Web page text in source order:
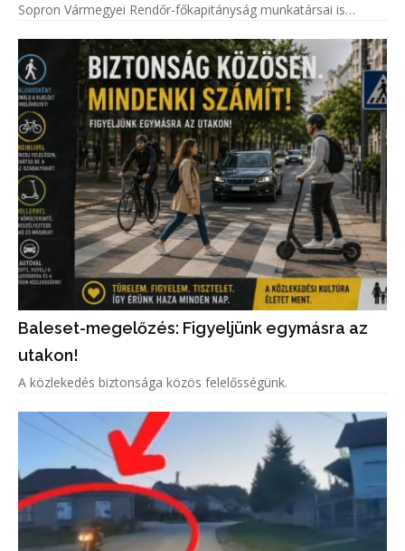
Sopron Vármegyei Rendőr-főkapitányság munkatársai is
Baleset-megelőzés: Figyeljünk egymásra az
utakon!
A közlekedés biztonsága közös felelősségünk.